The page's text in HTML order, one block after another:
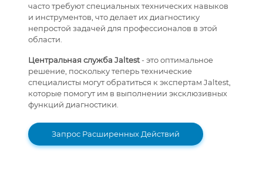
часто требуют специальных технических навыков
и инструментов, что делает их диагностику
непростой задачей для профессионалов в этой
области.
Центральная служба Jaltest- это оптимальное
решение, поскольку теперь технические
специалисты могут обратиться к экспертам Jaltest,
которые помогут им в выполнении эксклюзивных
функций диагностики.
Запрос Расширенных Действий